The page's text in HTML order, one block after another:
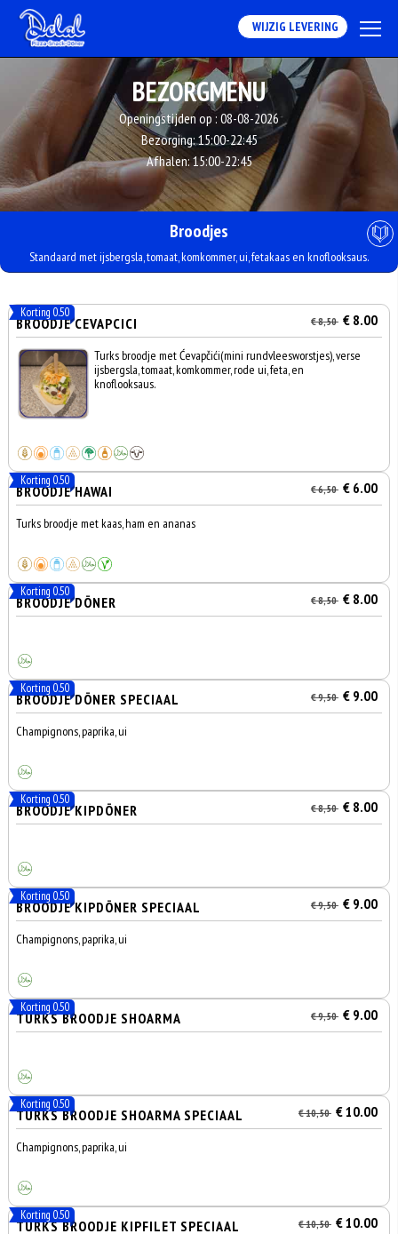
WIJZIG LEVERING
BEZORGMENU
Openingstijden op : 08-08-2026
Bezorging:15:00-22:45
Afhalen:15:00-22:45
Broodjes
Standaard met ijsbergsla, tomaat, komkommer, ui, fetakaas en knoflooksaus.
Korting 0.50
BROODJE CEVAPCICI € 8,50 € 8.00
Turks broodje met Ćevapčići(mini rundvleesworstjes), verse
ijsbergsla, tomaat, komkommer, rode ui, feta, en
knoflooksaus.
Korting 0.50
BROODJE HAWAI € 6,50 € 6.00
Turks broodje met kaas, ham en ananas
Korting 0.50
BROODJE DÖNER € 8,50 € 8.00
Korting 0.50
BROODJE DÖNER SPECIAAL € 9,50 € 9.00
Champignons, paprika, ui
Korting 0.50
BROODJE KIPDÖNER € 8,50 € 8.00
Korting 0.50
BROODJE KIPDÖNER SPECIAAL € 9,50 € 9.00
Champignons, paprika, ui
Korting 0.50
TURKS BROODJE SHOARMA € 9,50 € 9.00
Korting 0.50
TURKS BROODJE SHOARMA SPECIAAL € 10,50 € 10.00
Champignons, paprika, ui
Korting 0.50
TURKS BROODJE KIPFILET SPECIAAL € 10,50 € 10.00